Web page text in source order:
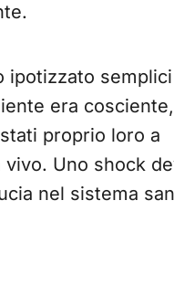
ipotizzato
era
proprio loro a
Uno shock
nel sistema